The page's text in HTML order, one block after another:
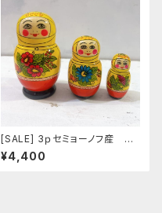
[SALE] 3ｐセミョーノフ産 タ
マラ作 マトリョーシカ 「アス
トロノーズ フラワー ６」 12ｃ
¥4,400